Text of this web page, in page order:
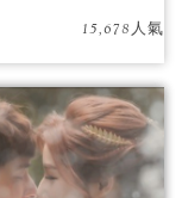
15,678人氣